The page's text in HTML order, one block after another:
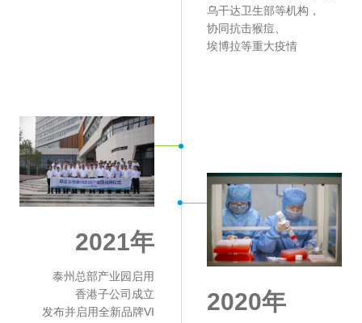
乌干达卫生部等机构，
协同抗击猴痘、
埃博拉等重大疫情
2021年
泰州总部产业园启用
香港子公司成立
发布并启用全新品牌VI
2020年